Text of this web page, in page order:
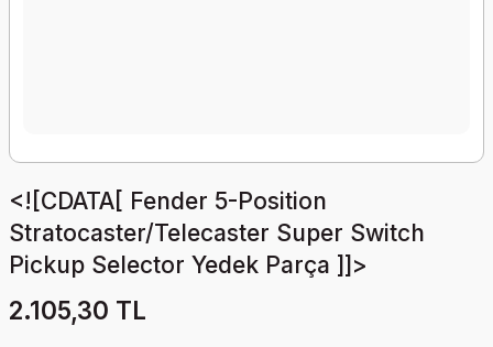
<![CDATA[ Fender 5-Position
Stratocaster/Telecaster Super Switch
Pickup Selector Yedek Parça ]]>
2.105,30 TL